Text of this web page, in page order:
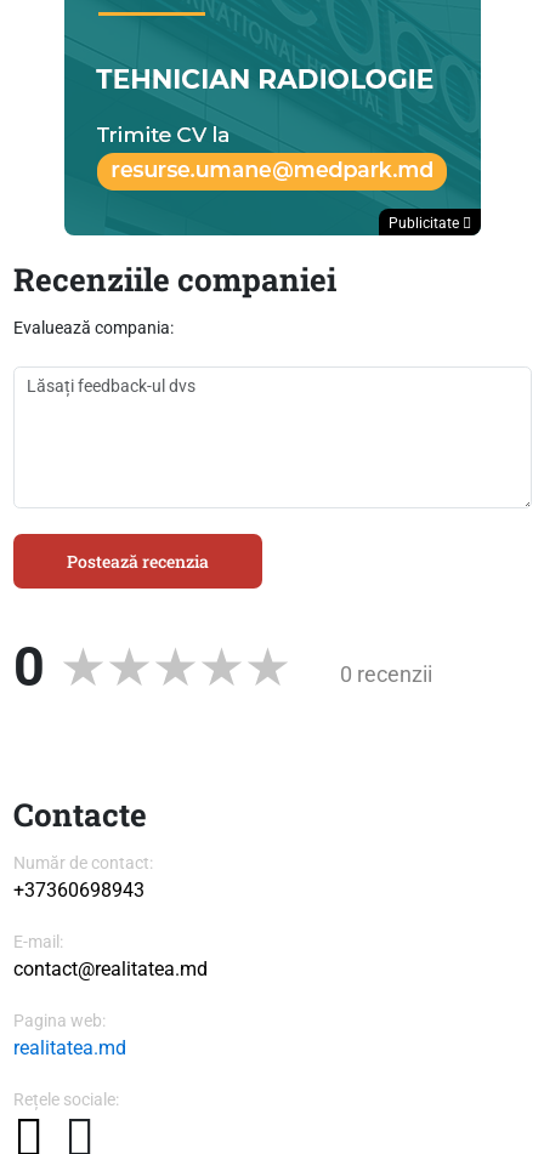
Publicitate
Recenziile companiei
Evaluează compania:
Postează recenzia
0 0 recenzii
Contacte
Număr de contact:
+37360698943
E-mail:
contact@realitatea.md
Pagina web:
realitatea.md
Rețele sociale: